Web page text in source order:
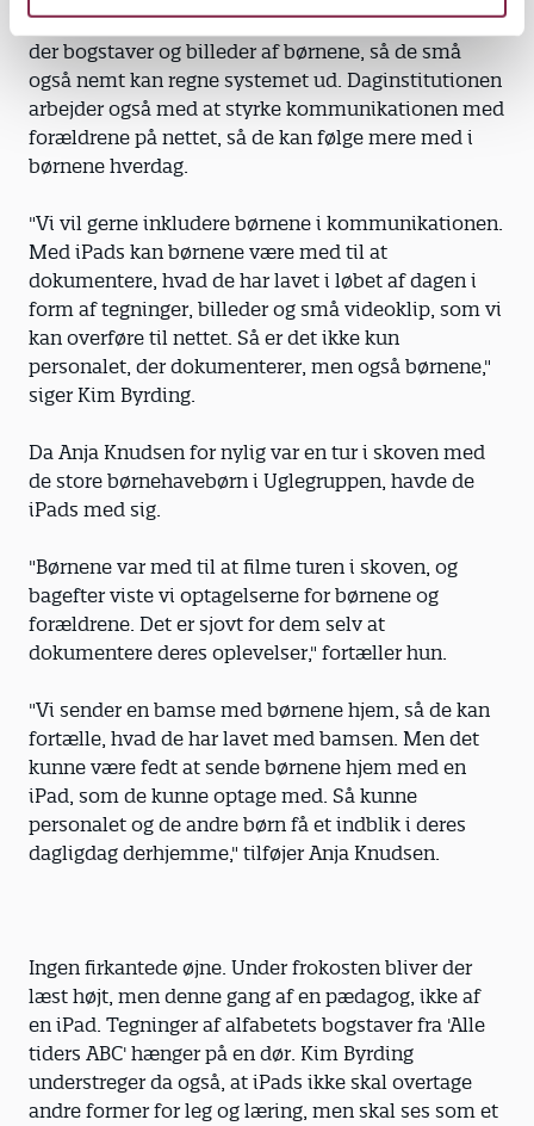
af digitalt, når de kommer og går. På skærmen er
der bogstaver og billeder af børnene, så de små
også nemt kan regne systemet ud. Daginstitutionen
arbejder også med at styrke kommunikationen med
forældrene på nettet, så de kan følge mere med i
børnene hverdag.
"Vi vil gerne inkludere børnene i kommunikationen.
Med iPads kan børnene være med til at
dokumentere, hvad de har lavet i løbet af dagen i
form af tegninger, billeder og små videoklip, som vi
kan overføre til nettet. Så er det ikke kun
personalet, der dokumenterer, men også børnene,"
siger Kim Byrding.
Da Anja Knudsen for nylig var en tur i skoven med
de store børnehavebørn i Uglegruppen, havde de
iPads med sig.
"Børnene var med til at filme turen i skoven, og
bagefter viste vi optagelserne for børnene og
forældrene. Det er sjovt for dem selv at
dokumentere deres oplevelser," fortæller hun.
"Vi sender en bamse med børnene hjem, så de kan
fortælle, hvad de har lavet med bamsen. Men det
kunne være fedt at sende børnene hjem med en
iPad, som de kunne optage med. Så kunne
personalet og de andre børn få et indblik i deres
dagligdag derhjemme," tilføjer Anja Knudsen.
Ingen firkantede øjne. Under frokosten bliver der
læst højt, men denne gang af en pædagog, ikke af
en iPad. Tegninger af alfabetets bogstaver fra 'Alle
tiders ABC' hænger på en dør. Kim Byrding
understreger da også, at iPads ikke skal overtage
andre former for leg og læring, men skal ses som et